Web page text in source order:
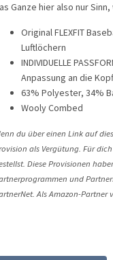
Ganze hier also nur
Original FLEXFIT
Luftlöchern
INDIVIDUELLE
Anpassung an die
63% Polyester, 34%
Wooly Combed
du über einen Link auf
als Vergütung. Für
Diese Provisionen
und
Als Amazon-Partner